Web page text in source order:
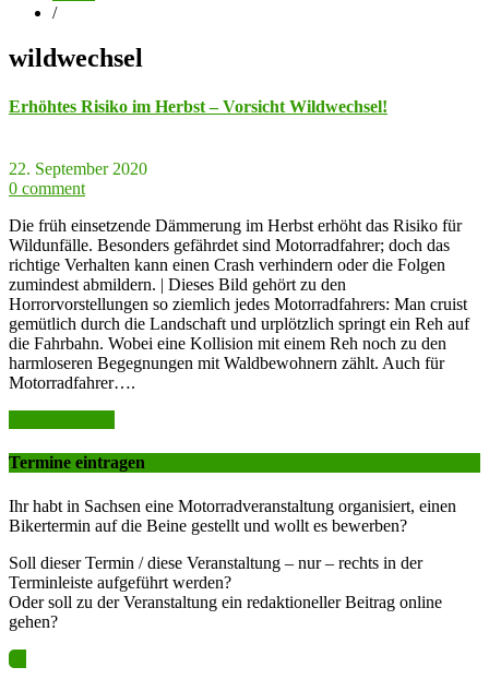
/
wildwechsel
Erhöhtes Risiko im Herbst – Vorsicht Wildwechsel!
22. September 2020
0 comment
Die früh einsetzende Dämmerung im Herbst erhöht das Risiko für
Wildunfälle. Besonders gefährdet sind Motorradfahrer; doch das
richtige Verhalten kann einen Crash verhindern oder die Folgen
zumindest abmildern. | Dieses Bild gehört zu den
Horrorvorstellungen so ziemlich jedes Motorradfahrers: Man cruist
gemütlich durch die Landschaft und urplötzlich springt ein Reh auf
die Fahrbahn. Wobei eine Kollision mit einem Reh noch zu den
harmloseren Begegnungen mit Waldbewohnern zählt. Auch für
Motorradfahrer….
Termine eintragen
Ihr habt in Sachsen eine Motorradveranstaltung organisiert, einen
Bikertermin auf die Beine gestellt und wollt es bewerben?
Soll dieser Termin / diese Veranstaltung – nur – rechts in der
Terminleiste aufgeführt werden?
Oder soll zu der Veranstaltung ein redaktioneller Beitrag online
gehen?